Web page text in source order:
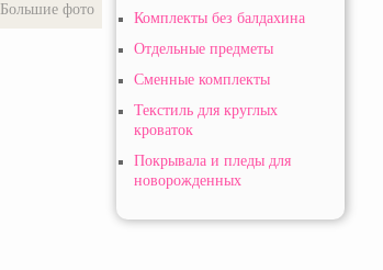
Большие фото
Комплекты без балдахина
Отдельные предметы
Сменные комплекты
Текстиль для круглых
кроваток
Покрывала и пледы для
новорожденных